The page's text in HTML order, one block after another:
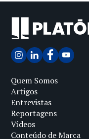
Quem Somos
Artigos
Entrevistas
Reportagens
Vídeos
Conteúdo de Marca